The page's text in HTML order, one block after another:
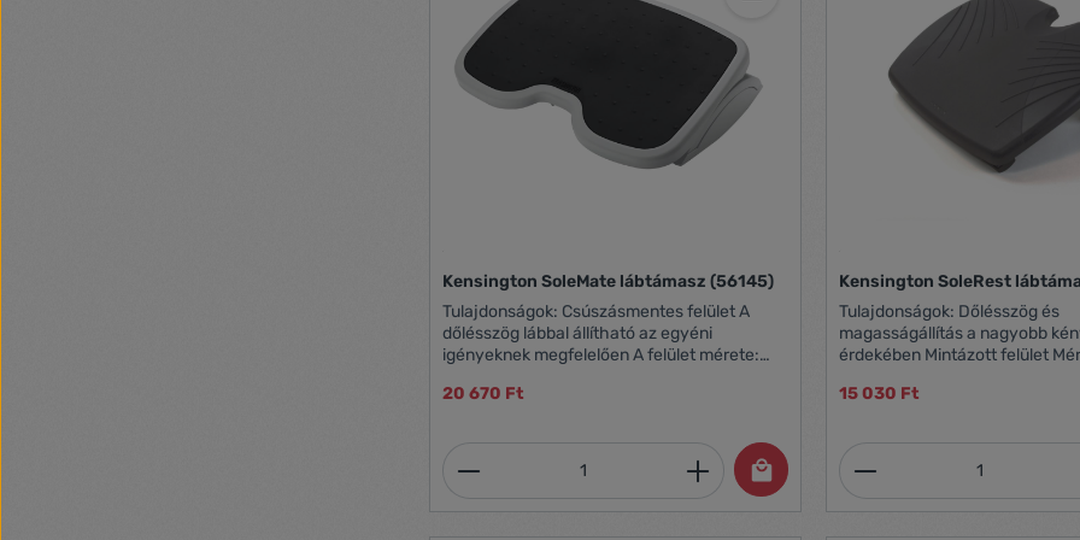
Kensington SoleMate lábtámasz (56145)
Tulajdonságok: Csúszásmentes felület A
dőlésszög lábbal állítható az egyéni
igényeknek megfelelően A felület mérete:
20 670 Ft
Termékmennyiség: Adja meg a kívánt
Kensington SoleRest
Tulajdonságok: Dőlésszög és
magasságállítás a nagyobb
érdekében Mintázott felület Méret: 450 x 350
könnyen tisztítható A SpeedFix
15 030 Ft